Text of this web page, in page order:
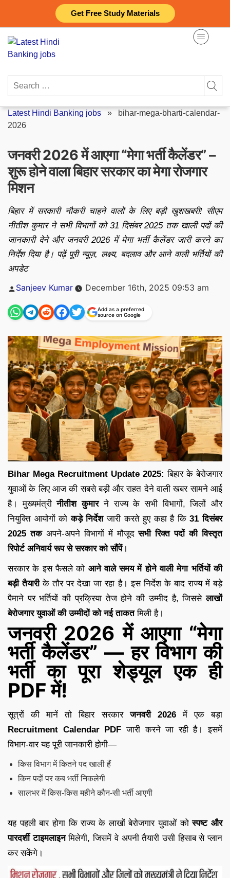
Get Free Study Materials
content
Search
Latest Hindi Banking jobs » bihar-mega-bharti-calendar-
2026
जनवरी 2026 में आएगा “मेगा भर्ती कैलेंडर” –
शुरू होने वाला बिहार सरकार का मेगा रोजगार
मिशन
बिहार में सरकारी नौकरी चाहने वालों के लिए बड़ी खुशखबरी! सीएम
नीतीश कुमार ने सभी विभागों को 31 दिसंबर 2025 तक खाली पदों की
जानकारी देने और जनवरी 2026 में मेगा भर्ती कैलेंडर जारी करने का
निर्देश दिया है। पढ़ें पूरी न्यूज़, लक्ष्य, बदलाव और आने वाली भर्तियों की
अपडेट
Posted
Sanjeev Kumar December 16th, 2025 09:53 am
Add as a preferred
source on Google
Bihar Mega Recruitment Update 2025: बिहार के बेरोजगार
युवाओं के लिए आज की सबसे बड़ी और राहत देने वाली खबर सामने आई
है। मुख्यमंत्रीनीतीश कुमारने राज्य के सभी विभागों, जिलों और
नियुक्ति आयोगों कोकड़े निर्देशजारी करते हुए कहा है कि31 दिसंबर
2025 तकअपने-अपने विभागों में मौजूदसभी रिक्त पदों की विस्तृत
रिपोर्ट अनिवार्य रूप से सरकार को सौंपें।
सरकार के इस फैसले को आने वाले समय में होने वाली मेगा भर्तियों की
बड़ी तैयारीके तौर पर देखा जा रहा है। इस निर्देश के बाद राज्य में बड़े
पैमाने पर भर्तियों की प्रक्रिया तेज होने की उम्मीद है, जिससेलाखों
बेरोजगार युवाओं की उम्मीदों को नई ताकतमिली है।
जनवरी 2026 में आएगा “मेगा
भर्ती कैलेंडर” — हर विभाग की
भर्ती का पूरा शेड्यूल एक ही
PDF में!
सूत्रों की मानें तो बिहार सरकारजनवरी 2026में एक बड़ा
Recruitment Calendar PDF जारी करने जा रही है। इसमें
विभाग-वार यह पूरी जानकारी होगी—
किस विभाग में कितने पद खाली हैं
किन पदों पर कब भर्ती निकलेगी
सालभर में किस-किस महीने कौन-सी भर्ती आएगी
यह पहली बार होगा कि राज्य के लाखों बेरोजगार युवाओं कोस्पष्ट और
पारदर्शी टाइमलाइनमिलेगी, जिसमें वे अपनी तैयारी उसी हिसाब से प्लान
कर सकेंगे।